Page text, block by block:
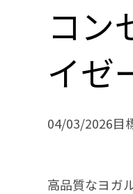
コン
イゼ
04/03/2026目
高品質なヨガ